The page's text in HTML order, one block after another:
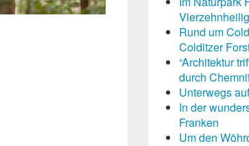
Rund um
Colditzer
“Architektur
durch
Unterwegs
In der
Franken
Um den